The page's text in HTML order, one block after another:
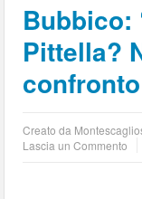
Bubbico:
Pittella?
Creato da
Lascia un Commento